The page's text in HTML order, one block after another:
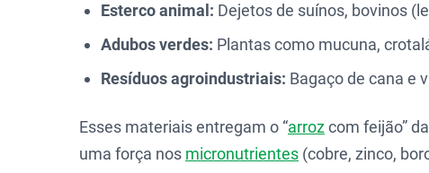
Esterco animal: Dejetos de suínos, bovinos
Adubos verdes: Plantas como mucuna,
Resíduos agroindustriais: Bagaço de cana e
Esses materiais entregam o “arrozcom feijão”
uma força nos micronutrientes (cobre, zinco,